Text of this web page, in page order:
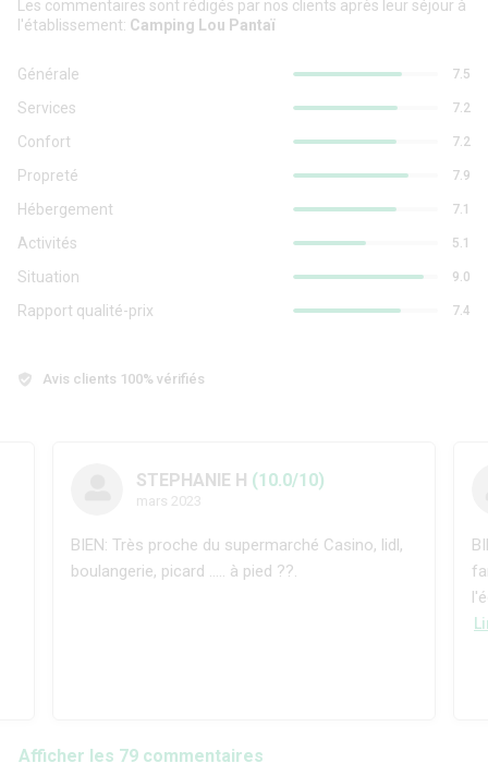
Les commentaires sont rédigés par nos clients après leur séjour à
l'établissement: Camping Lou Pantaï
Générale 7.5
Services 7.2
Confort 7.2
Propreté 7.9
Hébergement 7.1
Activités 5.1
Situation 9.0
Rapport qualité-prix 7.4
Avis clients 100% vérifiés
STEPHANIE H (10.0/10)
mars 2023
BIEN: Très proche du supermarché Casino, lidl,
boulangerie, picard ..... à pied ??.
Afficher les 79 commentaires